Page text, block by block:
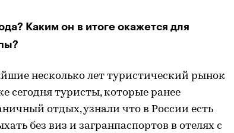
Каким он в итоге окажется для
несколько лет туристический рынок
сегодня туристы, которые ранее
отдых, узнали что в России есть
без виз и загранпаспортов в отелях с